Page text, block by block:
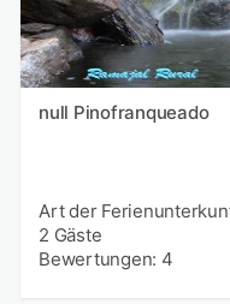
null Pinofranqueado
Art der
2 Gäste
Bewertungen: 4